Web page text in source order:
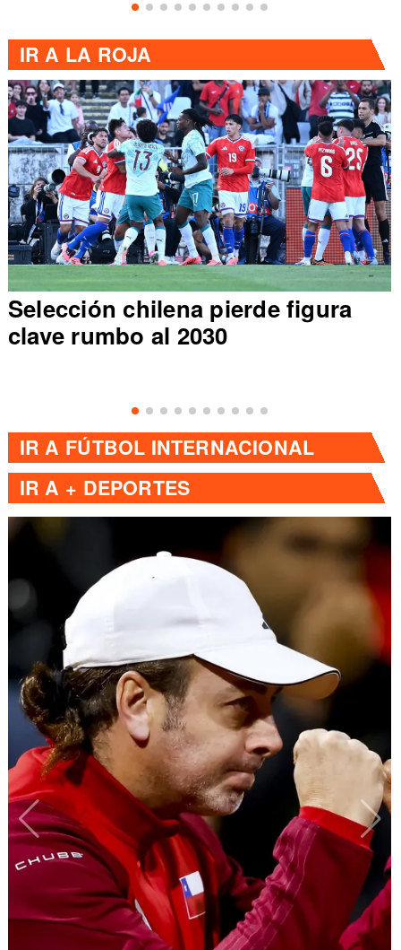
IR A LA ROJA
Selección chilena pierde figura
clave rumbo al 2030
IR A FÚTBOL INTERNACIONAL
IR A + DEPORTES